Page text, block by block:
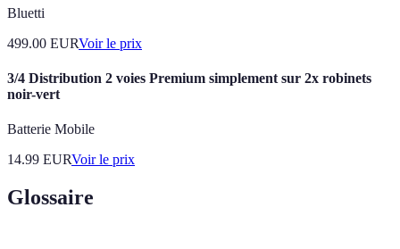
Bluetti
499.00 EURVoir le prix
3/4 Distribution 2 voies Premium simplement sur 2x robinets
noir-vert
Batterie Mobile
14.99 EURVoir le prix
Glossaire